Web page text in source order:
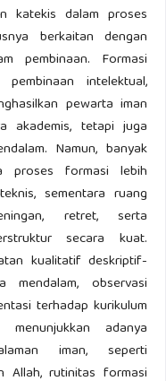
katekis dalam proses
berkaitan dengan
pembinaan. Formasi
intelektual,
pewarta iman
akademis, tetapi juga
Namun, banyak
proses formasi lebih
sementara ruang
retret, serta
secara kuat.
kualitatif deskriptif-
mendalam, observasi
terhadap kurikulum
adanya
iman, seperti
Allah, rutinitas formasi